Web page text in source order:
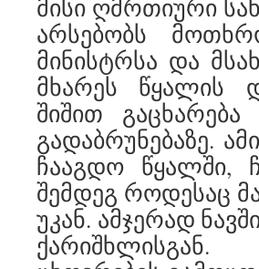
მისი ღმრთიური
არსებობს
მინისტრსა და
მხარეს წყალის
შიშით
გადაბრუნებაზე.
ჩააგდო წყალში,
შემდეგ როდესაც
უკან. ამჯერად